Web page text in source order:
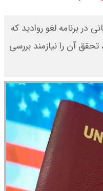
شنبه ۱۷ مرداد ۱۴۰۵ / قیمت دنا چند ؟
ثبت نام سایپا از امروز ۱۷ مرداد ۱۴۰۵
کوییک با پیش
شاخص بورس امروز شنبه ۱۷ مرداد
در برنامه لغو روادید که
آن را نیازمند بررسی